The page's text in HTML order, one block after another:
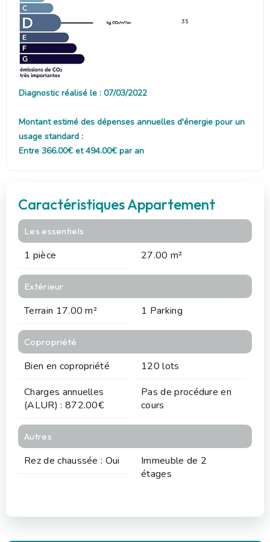
35
Diagnostic réalisé le : 07/03/2022
Montant estimé des dépenses annuelles d'énergie pour un
usage standard :
Entre 366.00€ et 494.00€ par an
Caractéristiques Appartement
Les essentiels
1 pièce 27.00 m²
Extérieur
Terrain 17.00 m² 1 Parking
Copropriété
Bien en copropriété
120 lots
Charges annuelles
(ALUR) : 872.00€
Pas de procédure en
cours
Autres
Rez de chaussée : Oui
Immeuble de 2
étages